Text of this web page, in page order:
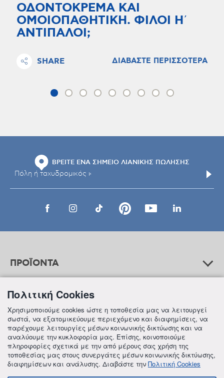
ΟΔΟΝΤΟΚΡΕΜΑ ΚΑΙ
ΟΜΟΙΟΠΑΘΗΤΙΚΗ. ΦΙΛΟΙ Η΄
ΑΝΤΙΠΑΛΟΙ;
SHARE ΔΙΑΒΑΣΤΕ ΠΕΡΙΣΣΟΤΕΡΑ
ΒΡΕΙΤΕ ΕΝΑ ΣΗΜΕΙΟ ΛΙΑΝΙΚΗΣ ΠΩΛΗΣΗΣ
ΠΡΟΪΟΝΤΑ
ΒΟΗΘΕΙΑ
ΠΛΗΡΟΦΟΡΙΕΣ
Πολιτική Cookies
Χρησιμοποιούμε cookies ώστε η τοποθεσία μας να λειτουργεί
σωστά, να εξατομικεύουμε περιεχόμενο και διαφημίσεις, να
παρέχουμε λειτουργίες μέσων κοινωνικής δικτύωσης και να
αναλύουμε την κυκλοφορία μας. Επίσης, κοινοποιούμε
πληροφορίες σχετικά με την από μέρους σας χρήση της
τοποθεσίας μας στους συνεργάτες μέσων κοινωνικής δικτύωσης,
διαφημίσεων και ανάλυσης. Διαβάστε την Πολιτική Cookies